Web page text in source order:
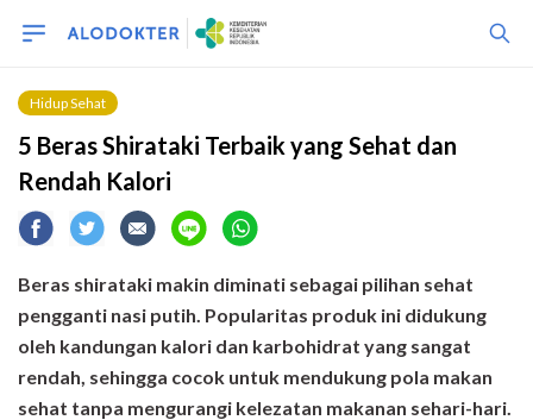
Hidup Sehat
5 Beras Shirataki Terbaik yang Sehat dan
Rendah Kalori
Beras shirataki makin diminati sebagai pilihan sehat
pengganti nasi putih. Popularitas produk ini didukung
oleh kandungan kalori dan karbohidrat yang sangat
rendah, sehingga cocok untuk mendukung pola makan
sehat tanpa mengurangi kelezatan makanan sehari-hari.